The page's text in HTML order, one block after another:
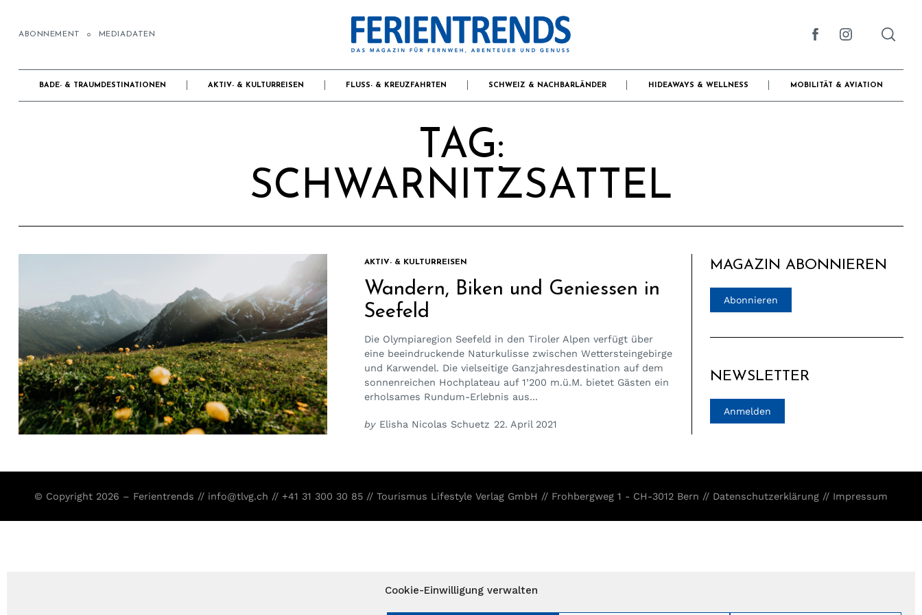
Cookie-Einwilligung verwalten
ABONNEMENT MEDIADATEN
BADE- & TRAUMDESTINATIONEN AKTIV- & KULTURREISEN FLUSS- & KREUZFAHRTEN SCHWEIZ & NACHBARLÄNDER HIDEAWAYS & WELLNESS MOBILITÄT & AVIATION
TAG:
SCHWARNITZSATTEL
AKTIV- & KULTURREISEN
Wandern, Biken und Geniessen in
Seefeld
Die Olympiaregion Seefeld in den Tiroler Alpen verfügt über
eine beeindruckende Naturkulisse zwischen Wettersteingebirge
und Karwendel. Die vielseitige Ganzjahresdestination auf dem
sonnenreichen Hochplateau auf 1’200 m.ü.M. bietet Gästen ein
erholsames Rundum-Erlebnis aus...
by Elisha Nicolas Schuetz 22. April 2021
MAGAZIN ABONNIEREN
Abonnieren
NEWSLETTER
Anmelden
© Copyright 2026 – Ferientrends // info@tlvg.ch // +41 31 300 30 85 // Tourismus Lifestyle Verlag GmbH // Frohbergweg 1 - CH-3012 Bern // Datenschutzerklärung // Impressum